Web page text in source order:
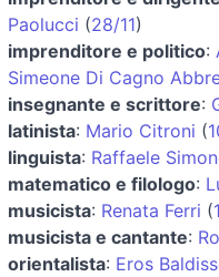
Paolucci (28/11)
imprenditore e politico:
Simeone Di Cagno
insegnante e scrittore:
latinista: Mario Citroni (
linguista: Raffaele
matematico e filologo:
musicista: Renata Ferri (
musicista e cantante:
orientalista: Eros